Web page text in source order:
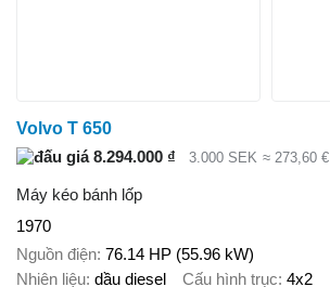
Volvo T 650
8.294.000 ₫
3.000 SEK ≈ 273,60 €
Máy kéo bánh lốp
1970
Nguồn điện 76.14 HP (55.96 kW)
Nhiên liệu dầu diesel Cấu hình trục 4x2